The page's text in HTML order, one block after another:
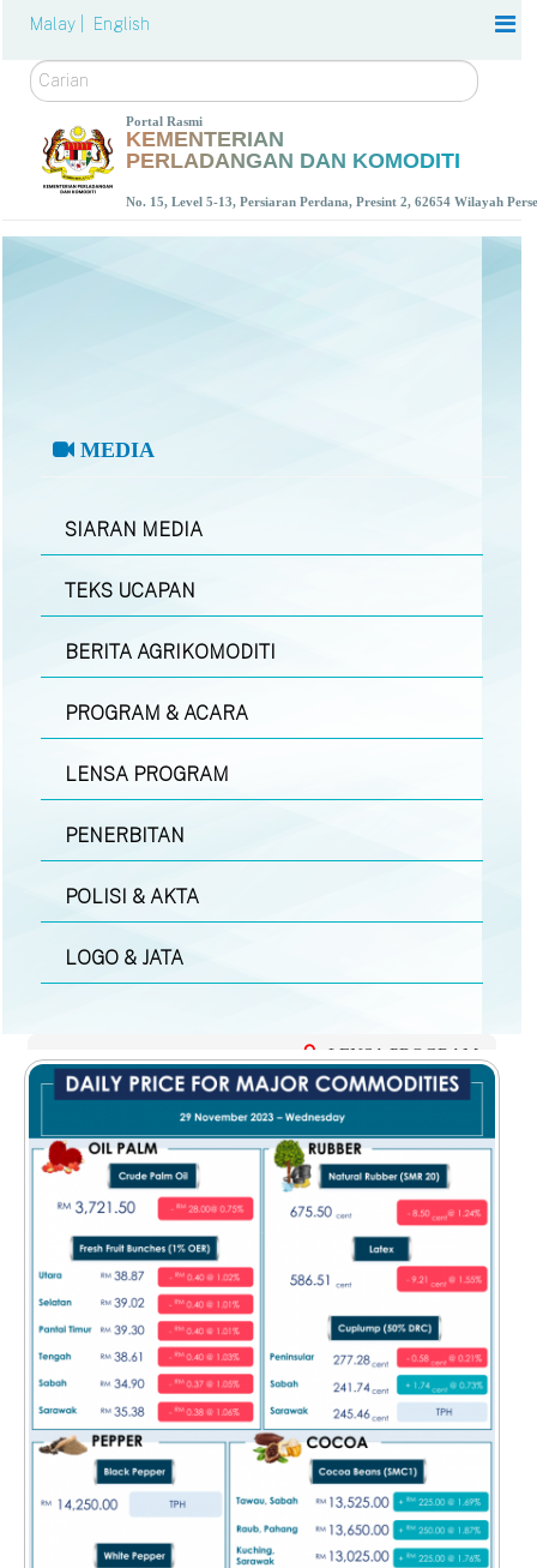
Malay | English
Carian
Portal Rasmi
KEMENTERIAN
PERLADANGAN DAN KOMODITI
No. 15, Level 5-13, Persiaran Perdana, Presint 2, 62654 Wilayah
MEDIA
SIARAN MEDIA
TEKS UCAPAN
BERITA AGRIKOMODITI
PROGRAM & ACARA
LENSA PROGRAM
PENERBITAN
POLISI & AKTA
LOGO & JATA
LENSA PROGRAM